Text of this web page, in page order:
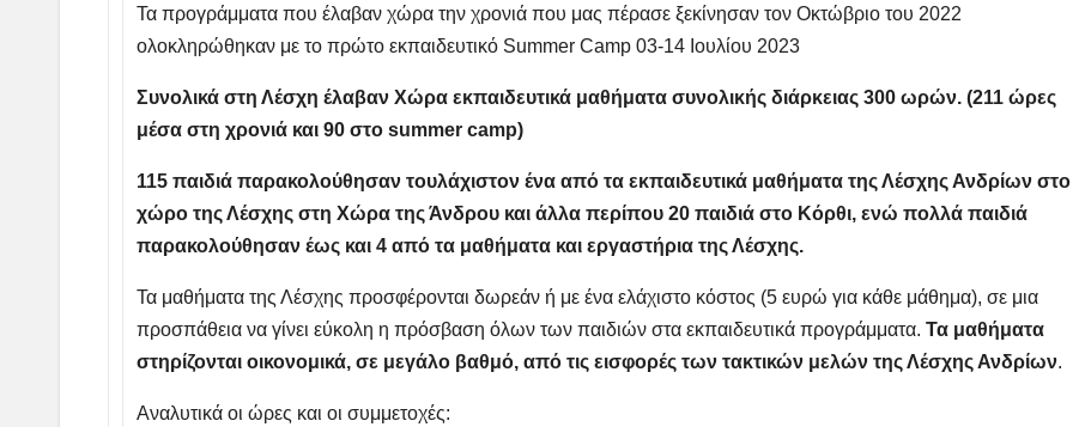
Τα προγράμματα που έλαβαν χώρα την χρονιά που μας πέρασε ξεκίνησαν τον Οκτώβριο του 2022
ολοκληρώθηκαν με το πρώτο εκπαιδευτικό Summer Camp 03-14 Ιουλίου 2023
Συνολικάστη Λέσχη έλαβαν Χώρα εκπαιδευτικά μαθήματα συνολικής διάρκειας 300 ωρών. (211 ώρες
μέσα στη χρονιά και 90 στο summer camp)
115 παιδιά παρακολούθησαν τουλάχιστον ένα από τα εκπαιδευτικά μαθήματα της Λέσχης Ανδρίων στο
χώρο της Λέσχης στη Χώρα της Άνδρου και άλλα περίπου 20 παιδιά στο Κόρθι, ενώ πολλά παιδιά
παρακολούθησαν έως και 4 από τα μαθήματα και εργαστήρια της Λέσχης.
Τα μαθήματα της Λέσχης προσφέρονται δωρεάν ή με ένα ελάχιστο κόστος (5 ευρώ για κάθε μάθημα), σε μια
προσπάθεια να γίνει εύκολη η πρόσβαση όλων των παιδιών στα εκπαιδευτικά προγράμματα.Τα μαθήματα
στηρίζονται οικονομικά, σε μεγάλο βαθμό, από τις εισφορές των τακτικών μελών της Λέσχης Ανδρίων.
Αναλυτικά οι ώρες και οι συμμετοχές: